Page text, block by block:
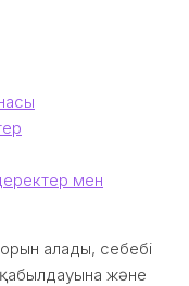
мен
алады, себебі
қабылдауына және